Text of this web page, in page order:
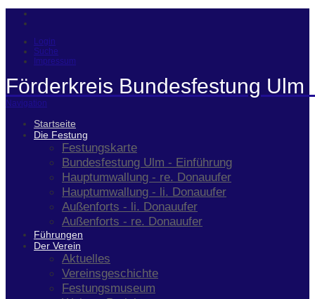
Login
Suche
Impressum
Förderkreis Bundesfestung Ulm
Navigation
Startseite
Die Festung
Festungskarte
Bundesfestung Ulm - Einführung
Hauptumwallung - re. Donauufer
Hauptumwallung - li. Donauufer
Außenforts - li. Donauufer
Außenforts - re. Donauufer
Führungen
Der Verein
Aktuelles
Vereinsgeschichte
Festungsmuseum